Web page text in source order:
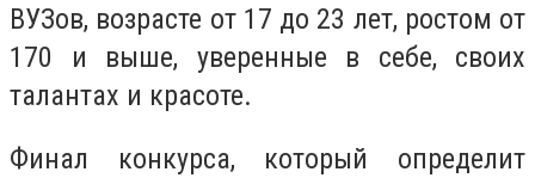
ВУЗов, возрасте от 17 до 23 лет, ростом от
170 и выше, уверенные в себе, своих
талантах и красоте.
Финал конкурса, который определит